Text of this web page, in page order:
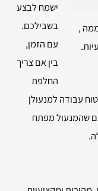
,
ישמח לבצע
בשבילכם.
עם הזמן,
בין אם צריך
החלפת
עבודה למנעולן
שהמנעול מפתח